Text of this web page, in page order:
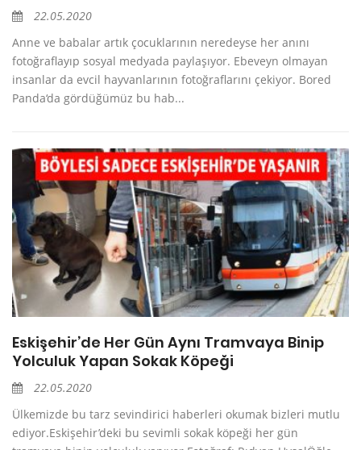
22.05.2020
Anne ve babalar artık çocuklarının neredeyse her anını
fotoğraflayıp sosyal medyada paylaşıyor. Ebeveyn olmayan
insanlar da evcil hayvanlarının fotoğraflarını çekiyor. Bored
Panda‘da gördüğümüz bu hab...
Eskişehir’de Her Gün Aynı Tramvaya Binip
Yolculuk Yapan Sokak Köpeği
22.05.2020
Ülkemizde bu tarz sevindirici haberleri okumak bizleri mutlu
ediyor.Eskişehir’deki bu sevimli sokak köpeği her gün